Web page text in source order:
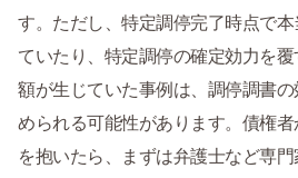
す。ただし、特定調停完了時点で
ていたり、特定調停の確定効力を
額が生じていた事例は、調停調書
められる可能性があります。債権
を抱いたら、まずは弁護士など専